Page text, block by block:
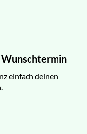
Wunschtermin
einfach deinen